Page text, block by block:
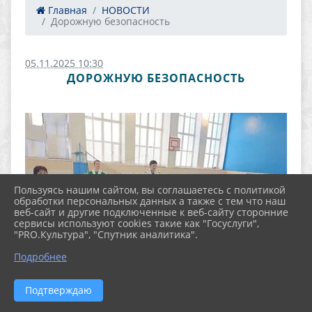
Главная
НОВОСТИ
Дорожную безопасность
05.11.2025 10:30
ДОРОЖНУЮ БЕЗОПАСНОСТЬ
Пользуясь нашим сайтом, вы соглашаетесь с политикой
обработки персональных данных а также с тем что наш
веб-сайт и другие подключенные к веб-сайту сторонние
сервисы используют cookies такие как "Госуслуги",
"PRO.Культура", "Спутник аналитика".
Подробнее
Подтверждаю